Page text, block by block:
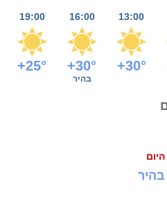
13:00
16:00
19:00
+30°
+30°
+25°
בהיר
היום
בהיר